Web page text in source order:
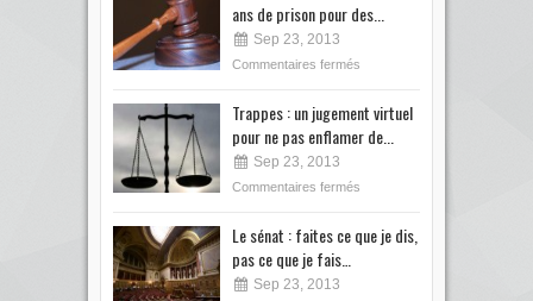
ans de prison pour des...
Sep 23, 2013
Commentaires fermés
Trappes : un jugement virtuel
pour ne pas enflamer de...
Sep 23, 2013
Commentaires fermés
Le sénat : faites ce que je dis,
pas ce que je fais…
Sep 23, 2013